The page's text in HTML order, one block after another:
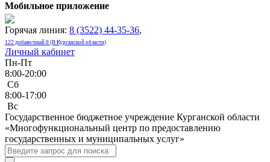
Мобильное приложение
Горячая линия: 8 (3522) 44-35-36,
122 добавочный 0 (В Курганской области)
Личный кабинет
Пн-Пт
8:00-20:00
Сб
8:00-17:00
Bc
Государственное бюджетное учреждение Курганской области
«Многофункциональный центр по предоставлению
государственных и муниципальных услуг»